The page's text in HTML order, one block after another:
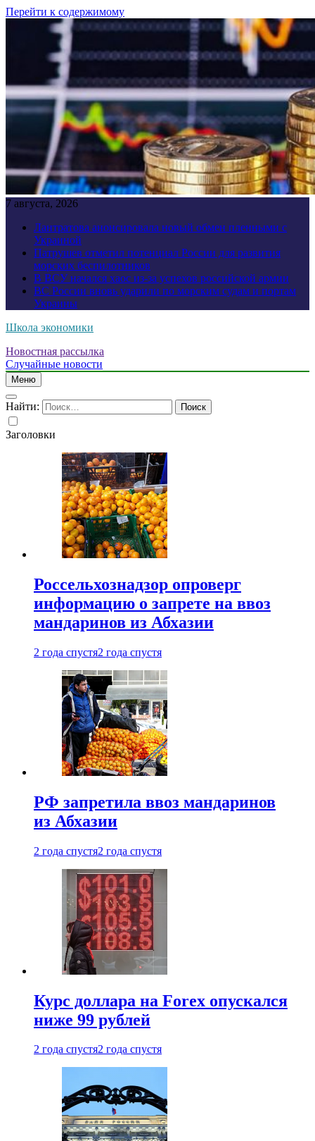
Перейти к содержимому
7 августа, 2026
Лантратова анонсировала новый обмен пленными с
Украиной
Патрушев отметил потенциал России для развития
морских беспилотников
В ВСУ начался хаос из-за успехов российской армии
ВС России вновь ударили по морским судам и портам
Украины
Школа экономики
Новостная рассылка
Случайные новости
Меню
Найти:
Заголовки
Россельхознадзор опроверг
информацию о запрете на ввоз
мандаринов из Абхазии
2 года спустя2 года спустя
РФ запретила ввоз мандаринов
из Абхазии
2 года спустя2 года спустя
Курс доллара на Forex опускался
ниже 99 рублей
2 года спустя2 года спустя